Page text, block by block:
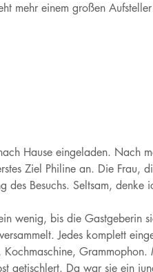
mehr einem großen
Hause eingeladen. Nach
Ziel Philine an. Die Frau,
Besuchs. Seltsam,
wenig, bis die Gastgeberin
Jedes komplett
getischlert. Da war sie ein